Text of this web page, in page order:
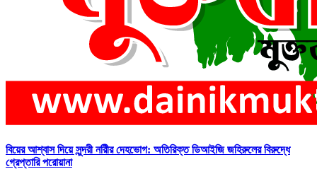
বিয়ের আশ্বাস দিয়ে সুন্দরী নরিীর দেহভোগ: অতিরিক্ত ডিআইজি জহিরুলের বিরুদ্ধে
গ্রেপ্তারি পরোয়ানা